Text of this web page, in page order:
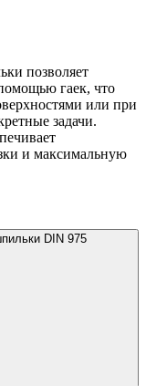
позволяет
гаек, что
или при
задачи.
и максимальную
резьбовой шпильки DIN 975